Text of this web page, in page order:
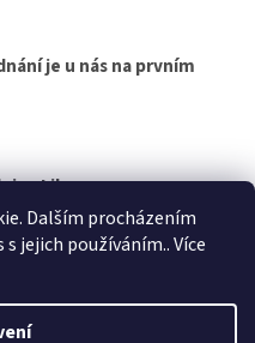
Dalším procházením
jejich používáním.. Více
je u nás na prvním
Liberec